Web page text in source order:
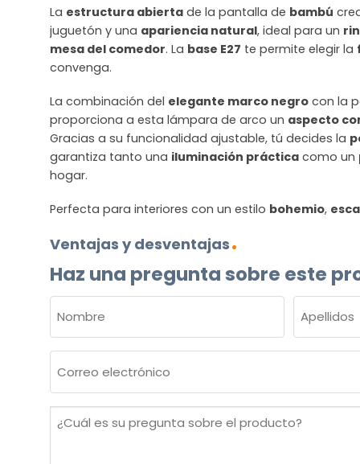
La estructura abierta de la pantalla de bambú
juguetón y una apariencia natural, ideal para un
mesa del comedor. La base E27 te permite elegir la
convenga.
La combinación del elegante marco negro con la
proporciona a esta lámpara de arco un aspecto
Gracias a su funcionalidad ajustable, tú decides la
garantiza tanto una iluminación práctica como un
hogar.
Perfecta para interiores con un estilo bohemio,
Ventajas y desventajas
Haz una pregunta sobre este
(OBLIGATORIO)
Nombre Apellidos
electrónico
¿Cuál